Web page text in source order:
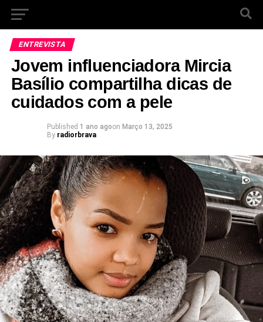
ENTREVISTA
Jovem influenciadora Mircia
Basílio compartilha dicas de
cuidados com a pele
Published 1 ano agoon Março 13, 2025
By radiorbrava